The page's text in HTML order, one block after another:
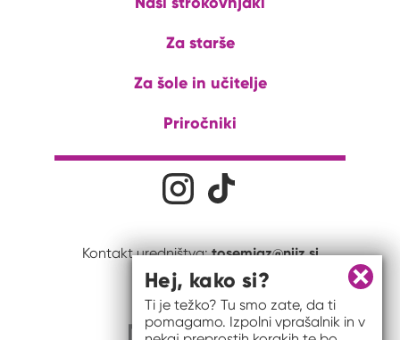
Za starše
Za šole in učitelje
Priročniki
Družabna omrežjaNa naš Instagram profil
Kontakt uredništva:tosemjaz@nijz.si
Zapri
Hej, kako si?
Ti je težko? Tu smo zate, da ti
pomagamo. Izpolni vprašalnik in v